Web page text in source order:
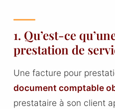
1. Qu’est-ce
prestation de
Une facture pour
document comptable
prestataire à son client